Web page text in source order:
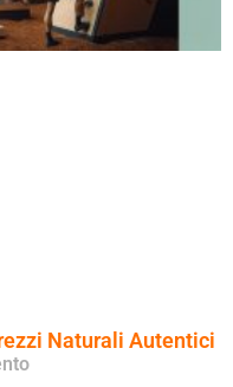
Naturali Autentici